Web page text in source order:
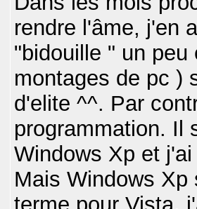
rendre l'âme, j'en
"bidouille " un
montages de pc )
d'elite ^^. Par
programmation. Il
Windows Xp et
Mais Windows